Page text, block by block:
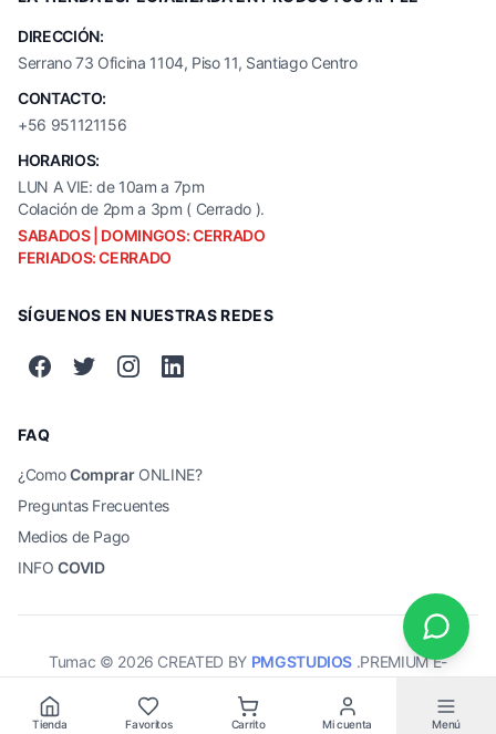
Tienda Favoritos Carrito Mi cuenta Menú
DIRECCIÓN:
Serrano 73 Oficina 1104, Piso 11, Santiago Centro
CONTACTO:
+56 951121156
HORARIOS:
LUN A VIE: de 10am a 7pm
Colación de 2pm a 3pm ( Cerrado ).
SABADOS | DOMINGOS: CERRADO
FERIADOS: CERRADO
SÍGUENOS EN NUESTRAS REDES
FAQ
¿ComoComprarONLINE?
Preguntas Frecuentes
Medios de Pago
INFOCOVID
Tumac © 2026 CREATED BY PMGSTUDIOS .PREMIUM E-
COMMERCE SOLUTIONS.